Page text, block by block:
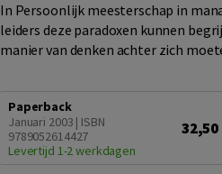
In Persoonlijk meesterschap in
leiders deze paradoxen kunnen
manier van denken achter zich
Paperback
Januari 2003 | ISBN
9789052614427
Levertijd 1-2 werkdagen
32,50